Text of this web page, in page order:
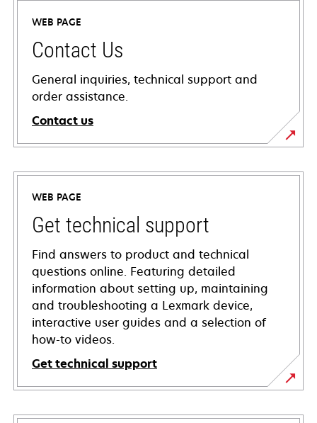
WEB PAGE
Contact Us
General inquiries, technical support and
order assistance.
Contact us
WEB PAGE
Get technical support
Find answers to product and technical
questions online. Featuring detailed
information about setting up, maintaining
and troubleshooting a Lexmark device,
interactive user guides and a selection of
how-to videos.
Get technical support
opens
in